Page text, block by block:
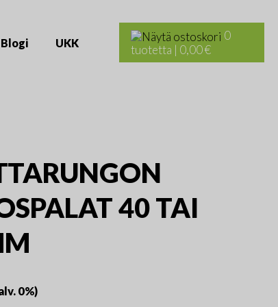
Blogi UKK
Haku:
0
tuotetta | 0,00 €
40 TAI
0%)